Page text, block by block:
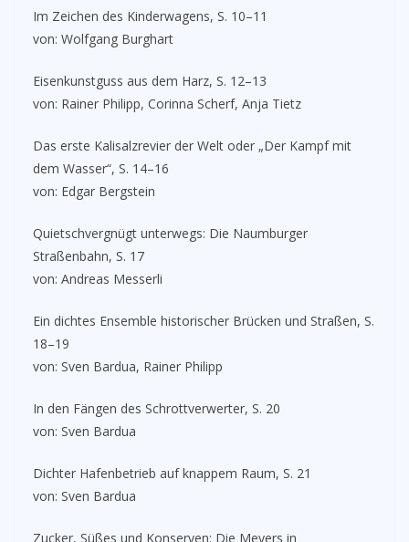
Im Zeichen des Kinderwagens, S. 10–11
von: Wolfgang Burghart
Eisenkunstguss aus dem Harz, S. 12–13
von: Rainer Philipp, Corinna Scherf, Anja Tietz
Das erste Kalisalzrevier der Welt oder „Der Kampf mit
dem Wasser“, S. 14–16
von: Edgar Bergstein
Quietschvergnügt unterwegs: Die Naumburger
Straßenbahn, S. 17
von: Andreas Messerli
Ein dichtes Ensemble historischer Brücken und Straßen, S.
18–19
von: Sven Bardua, Rainer Philipp
In den Fängen des Schrottverwerter, S. 20
von: Sven Bardua
Dichter Hafenbetrieb auf knappem Raum, S. 21
von: Sven Bardua
Zucker, Süßes und Konserven: Die Meyers in